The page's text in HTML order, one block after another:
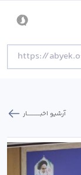
آرشیو اخبـــــــــــار